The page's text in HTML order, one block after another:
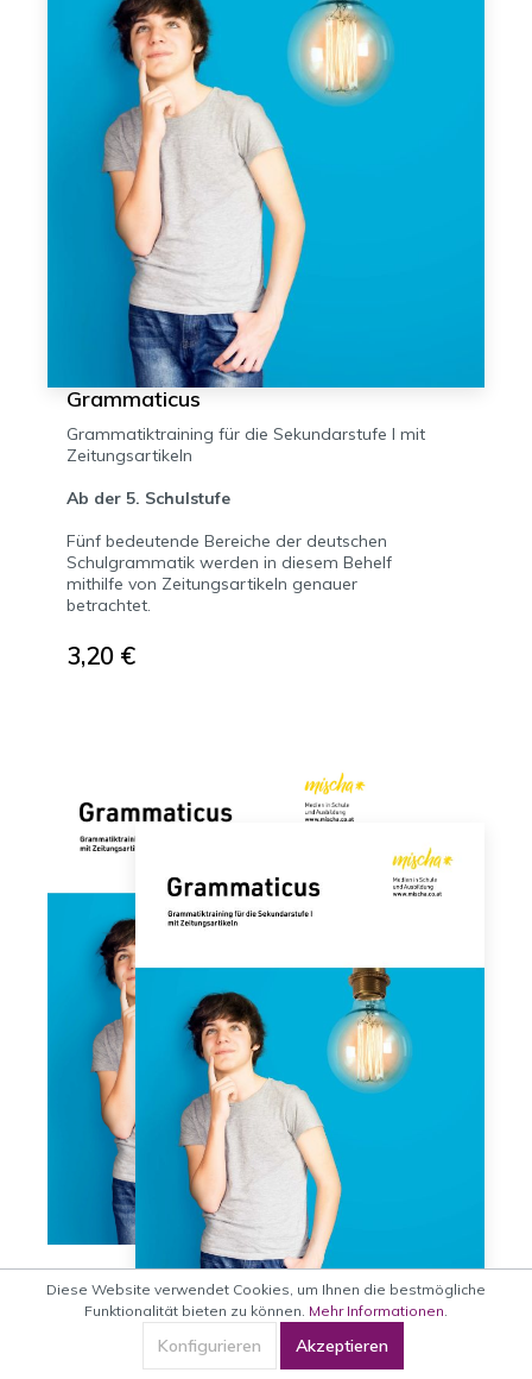
Grammaticus
Grammatiktraining für die Sekundarstufe I mit
Zeitungsartikeln
Ab der 5. Schulstufe
Fünf bedeutende Bereiche der deutschen
Schulgrammatik werden in diesem Behelf
mithilfe von Zeitungsartikeln genauer
betrachtet.
3,20 €
Grammaticus - Set
Diese Website verwendet Cookies, um Ihnen die bestmögliche
Funktionalität bieten zu können. Mehr Informationen.
Konfigurieren Akzeptieren